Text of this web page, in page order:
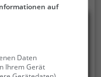
auf
Daten
Ihrem Gerät